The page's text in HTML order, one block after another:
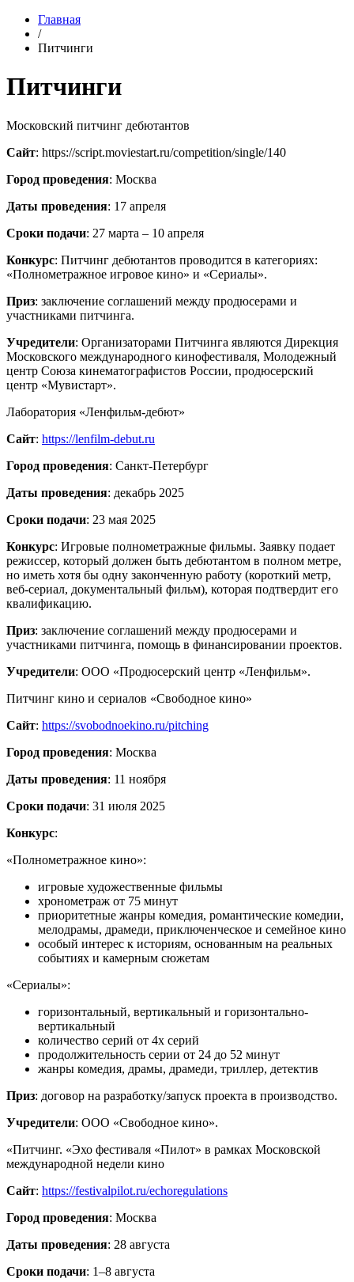
Главная
/
Питчинги
Питчинги
Московский питчинг дебютантов
Сайт: https://script.moviestart.ru/competition/single/140
Город проведения: Москва
Даты проведения: 17 апреля
Сроки подачи: 27 марта – 10 апреля
Конкурс: Питчинг дебютантов проводится в категориях:
«Полнометражное игровое кино» и «Сериалы».
Приз: заключение соглашений между продюсерами и
участниками питчинга.
Учредители: Организаторами Питчинга являются Дирекция
Московского международного кинофестиваля, Молодежный
центр Союза кинематографистов России, продюсерский
центр «Мувистарт».
Лаборатория «Ленфильм-дебют»
Сайт: https://lenfilm-debut.ru
Город проведения: Санкт-Петербург
Даты проведения: декабрь 2025
Сроки подачи: 23 мая 2025
Конкурс: Игровые полнометражные фильмы. Заявку подает
режиссер, который должен быть дебютантом в полном метре,
но иметь хотя бы одну законченную работу (короткий метр,
веб-сериал, документальный фильм), которая подтвердит его
квалификацию.
Приз: заключение соглашений между продюсерами и
участниками питчинга, помощь в финансировании проектов.
Учредители: ООО «Продюсерский центр «Ленфильм».
Питчинг кино и сериалов «Свободное кино»
Сайт: https://svobodnoekino.ru/pitching
Город проведения: Москва
Даты проведения: 11 ноября
Сроки подачи: 31 июля 2025
Конкурс:
«Полнометражное кино»:
игровые художественные фильмы
хронометраж от 75 минут
приоритетные жанры комедия, романтические комедии,
мелодрамы, драмеди, приключенческое и семейное кино
особый интерес к историям, основанным на реальных
событиях и камерным сюжетам
«Сериалы»:
горизонтальный, вертикальный и горизонтально-
вертикальный
количество серий от 4х серий
продолжительность серии от 24 до 52 минут
жанры комедия, драмы, драмеди, триллер, детектив
Приз: договор на разработку/запуск проекта в производство.
Учредители: ООО «Свободное кино».
«Питчинг. «Эхо фестиваля «Пилот» в рамках Московской
международной недели кино
Сайт: https://festivalpilot.ru/echoregulations
Город проведения: Москва
Даты проведения: 28 августа
Сроки подачи: 1–8 августа